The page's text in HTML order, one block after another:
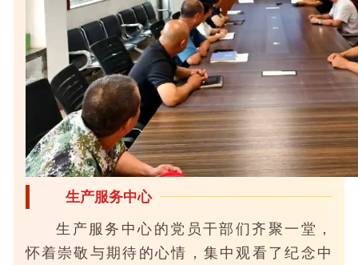
生产服务中心
生产服务中心的党员干部们齐聚一堂，
怀着崇敬与期待的心情，集中观看了纪念中